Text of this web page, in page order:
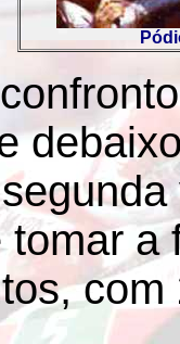
tomar a